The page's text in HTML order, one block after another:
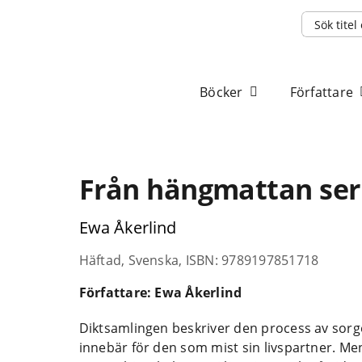
Sök
efter:
Böcker Författare
Från hängmattan
Ewa Åkerlind
Häftad, Svenska, ISBN: 9789197851718
Författare: Ewa Åkerlind
Diktsamlingen beskriver den process av
innebär för den som mist sin livspartner.